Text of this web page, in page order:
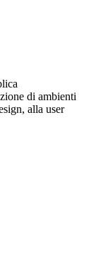
di ambienti
alla user